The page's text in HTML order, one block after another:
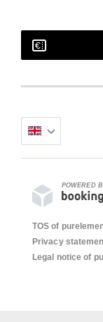
POWERED
TOS of
Privacy
Legal notice of